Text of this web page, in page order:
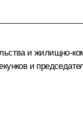
и жилищно-
и